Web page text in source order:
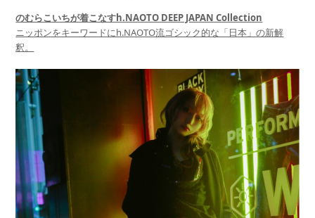
のむらこいちが着こなすh.NAOTO DEEP JAPAN Collection
ニッポンをキーワードにh.NAOTO流ゴシック的な「日本」の新解
釈。